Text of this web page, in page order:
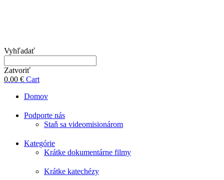
Vyhľadať
Zatvoriť
0.00 € Cart
Domov
Podporte nás
Staň sa videomisionárom
Kategórie
Krátke dokumentárne filmy
Krátke katechézy